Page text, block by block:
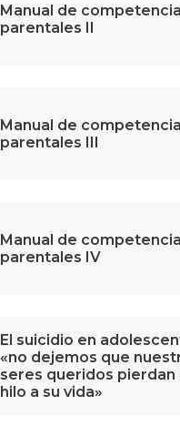
Manual de
parentales II
Manual de
parentales III
Manual de
parentales IV
El suicidio en
«no dejemos que
seres queridos pierdan
hilo a su vida»